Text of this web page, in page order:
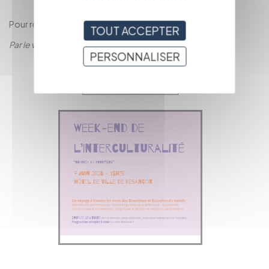
Pour réserver : par ICI.
Par le webmaster
RETOUR À LA
TOUT ACCEPTER
PERSONNALISER